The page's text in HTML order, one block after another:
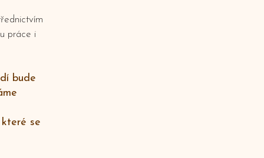
práce i
bude
se